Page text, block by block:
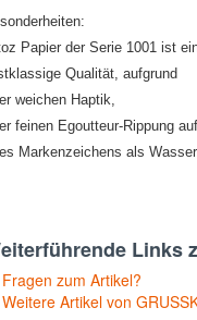
Papier der Serie 1001 ist
Qualität, aufgrund
weichen Haptik,
feinen Egoutteur-Rippung
Markenzeichens als
Links
Fragen zum Artikel?
Weitere Artikel von